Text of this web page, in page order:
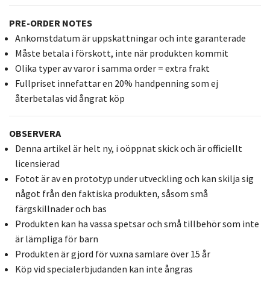
PRE-ORDER NOTES
Ankomstdatum är uppskattningar och inte garanterade
Måste betala i förskott, inte när produkten kommit
Olika typer av varor i samma order = extra frakt
Fullpriset innefattar en 20% handpenning som ej
återbetalas vid ångrat köp
OBSERVERA
Denna artikel är helt ny, i oöppnat skick och är officiellt
licensierad
Fotot är av en prototyp under utveckling och kan skilja sig
något från den faktiska produkten, såsom små
färgskillnader och bas
Produkten kan ha vassa spetsar och små tillbehör som inte
är lämpliga för barn
Produkten är gjord för vuxna samlare över 15 år
Köp vid specialerbjudanden kan inte ångras